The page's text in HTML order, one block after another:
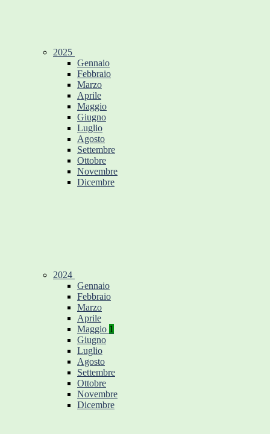
2025
Gennaio
Febbraio
Marzo
Aprile
Maggio
Giugno
Luglio
Agosto
Settembre
Ottobre
Novembre
Dicembre
2024
Gennaio
Febbraio
Marzo
Aprile
Maggio 1
Giugno
Luglio
Agosto
Settembre
Ottobre
Novembre
Dicembre